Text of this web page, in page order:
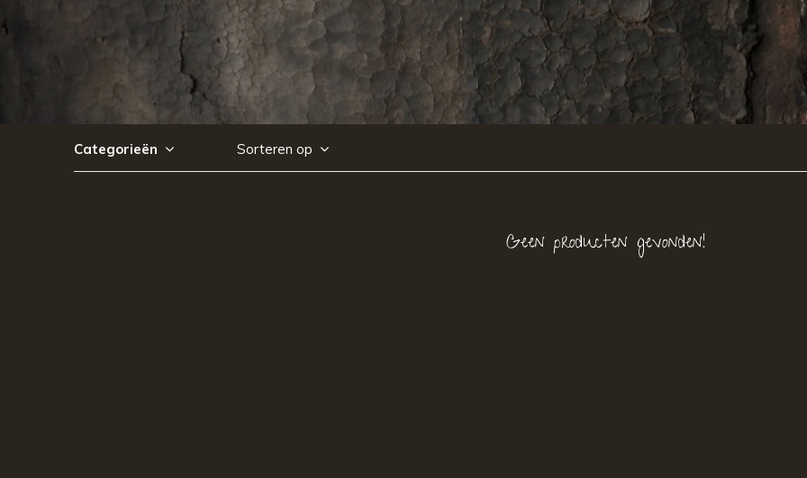
Categorieën Sorteren op
Geen producten gevonden!